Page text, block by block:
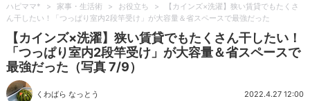
ハピママ* > 家事・生活術 > お役立ち >
【カインズ×洗濯】狭い賃貸でもたくさ
ん干したい！「つっぱり室内2段竿受け」が大容量＆省スペースで最強だった
【カインズ×洗濯】狭い賃貸でもたくさん干したい！
「つっぱり室内2段竿受け」が大容量＆省スペースで
最強だった（写真 7/9）
くわばら なっとう 2022.4.27 12:00